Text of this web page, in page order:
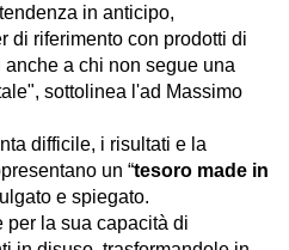
in anticipo,
di riferimento con prodotti di
a chi non segue una
sottolinea l'ad Massimo
difficile, i risultati e la
un “tesoro made in
e spiegato.
per la sua capacità di